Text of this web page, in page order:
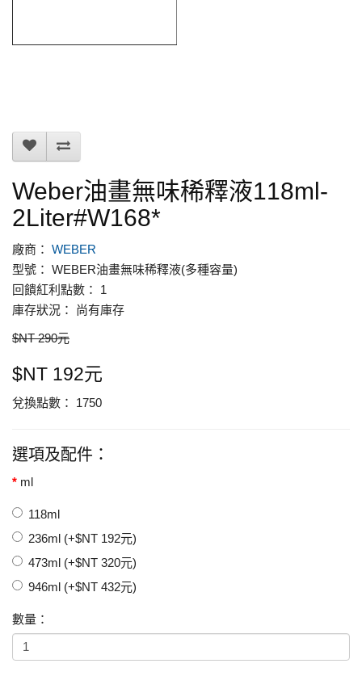
Weber油畫無味稀釋液118ml-
2Liter#W168*
廠商： WEBER
型號： WEBER油畫無味稀釋液(多種容量)
回饋紅利點數： 1
庫存狀況： 尚有庫存
$NT 290元
$NT 192元
兌換點數： 1750
選項及配件：
ml
118ml
236ml (+$NT 192元)
473ml (+$NT 320元)
946ml (+$NT 432元)
數量：